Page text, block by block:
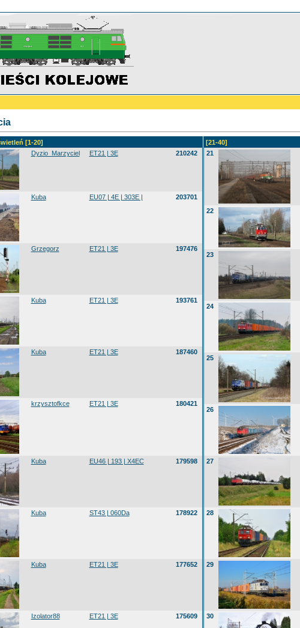
[1-20]
Dyzio_Marzyciel ET21 | 3E 210242
Kuba EU07 | 4E | 303E | 203701
Grzegorz ET21 | 3E 197476
Kuba ET21 | 3E 193761
Kuba ET21 | 3E 187460
krzysztofkce ET21 | 3E 180421
Kuba EU46 | 193 | X4EC 179598
Kuba ST43 | 060Da 178922
Kuba ET21 | 3E 177652
Izolator88 ET21 | 3E 175609
[21-40]
21
22
23
24
25
26
27
28
29
30